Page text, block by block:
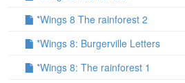
*Wings 8 The rainforest 2
*Wings 8: Burgerville Letters
*Wings 8: The rainforest 1